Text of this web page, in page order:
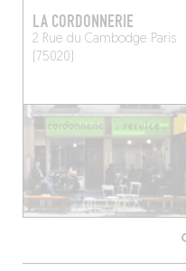
LA CORDONNERIE
2 Rue du Cambodge Paris
(75020)